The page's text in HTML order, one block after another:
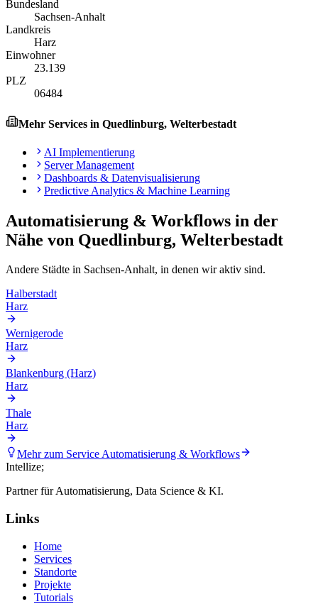
Bundesland
Sachsen-Anhalt
Landkreis
Harz
Einwohner
23.139
PLZ
06484
Mehr Services in Quedlinburg, Welterbestadt
AI Implementierung
Server Management
Dashboards & Datenvisualisierung
Predictive Analytics & Machine Learning
Automatisierung & Workflows in der
Nähe von Quedlinburg, Welterbestadt
Andere Städte in Sachsen-Anhalt, in denen wir aktiv sind.
Halberstadt
Harz
Wernigerode
Harz
Blankenburg (Harz)
Harz
Thale
Harz
Mehr zum ServiceAutomatisierung & Workflows
Intellize;
Partner für Automatisierung, Data Science & KI.
Links
Home
Services
Standorte
Projekte
Tutorials